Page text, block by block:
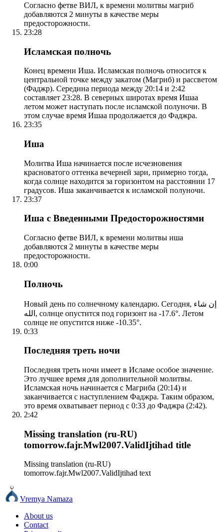
Согласно фетве ВИЛ, к времени молитвы магриб
добавляются 2 минуты в качестве меры
предосторожности.
23:28
Исламская полночь
Конец времени Иша. Исламская полночь относится к
центральной точке между закатом (Магриб) и рассветом
(Фаджр). Середина периода между 20:14 и 2:42
составляет 23:28. В северных широтах время Ишаа
летом может наступать после исламской полуночи. В
этом случае время Ишаа продолжается до Фаджра.
23:35
Иша
Молитва Иша начинается после исчезновения
красноватого оттенка вечерней зари, примерно тогда,
когда солнце находится за горизонтом на расстоянии 17
градусов. Иша заканчивается к исламской полуночи.
23:37
Иша с Введенными Предосторожностями
Согласно фетве ВИЛ, к времени молитвы иша
добавляются 2 минуты в качестве меры
предосторожности.
0:00
Полночь
Новый день по солнечному календарю. Сегодня, إن شاء
الله, солнце опустится под горизонт на -17.6°. Летом
солнце не опустится ниже -10.35°.
0:33
Последняя треть ночи
Последняя треть ночи имеет в Исламе особое значение.
Это лучшее время для дополнительной молитвы.
Исламская ночь начинается с Магриба (20:14) и
заканчивается с наступлением Фаджра. Таким образом,
это время охватывает период с 0:33 до Фаджра (2:42).
2:42
Missing translation (ru-RU)
tomorrow.fajr.Mwl2007.ValidIjtihad title
Missing translation (ru-RU)
tomorrow.fajr.Mwl2007.ValidIjtihad text
Vremya Namaza
About us
Contact